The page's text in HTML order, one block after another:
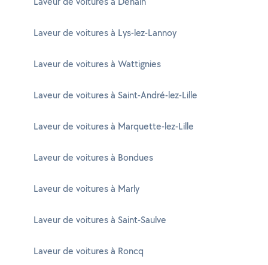
Laveur de voitures à Lys-lez-Lannoy
Laveur de voitures à Wattignies
Laveur de voitures à Saint-André-lez-Lille
Laveur de voitures à Marquette-lez-Lille
Laveur de voitures à Bondues
Laveur de voitures à Marly
Laveur de voitures à Saint-Saulve
Laveur de voitures à Roncq